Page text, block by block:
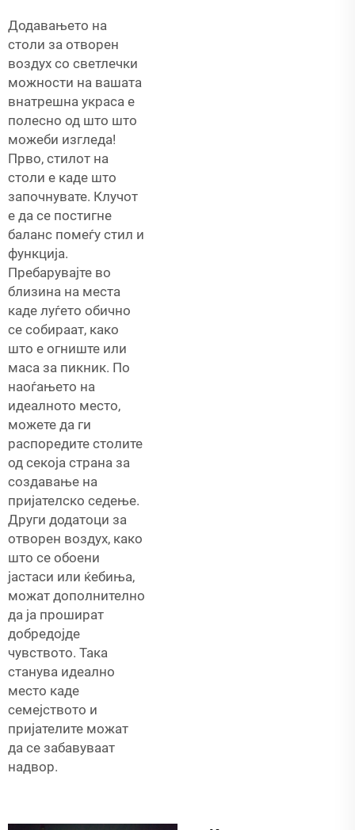
Додавањето на
столи за отворен
воздух со светлечки
можности на вашата
внатрешна украса е
полесно од што што
можеби изгледа!
Прво, стилот на
столи е каде што
започнувате. Клучот
е да се постигне
баланс помеѓу стил и
функција.
Пребарувајте во
близина на места
каде луѓето обично
се собираат, како
што е огниште или
маса за пикник. По
наоѓањето на
идеалното место,
можете да ги
распоредите столите
од секоја страна за
создавање на
пријателско седење.
Други додатоци за
отворен воздух, како
што се обоени
јастаси или ќебиња,
можат дополнително
да ја прошират
добредојде
чувството. Така
станува идеално
место каде
семејството и
пријателите можат
да се забавуваат
надвор.